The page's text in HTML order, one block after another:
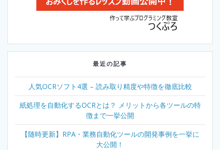
最近の記事
人気OCRソフト4選 – 読み取り精度や特徴を徹底比較
紙処理を自動化するOCRとは？ メリットから各ツールの特
徴まで一挙公開
【随時更新】RPA・業務自動化ツールの開発事例を一挙に
大公開！